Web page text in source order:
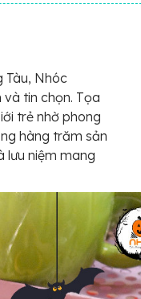
Tàu, Nhóc
tin chọn. Tọa
trẻ nhờ phong
hàng trăm sản
lưu niệm mang